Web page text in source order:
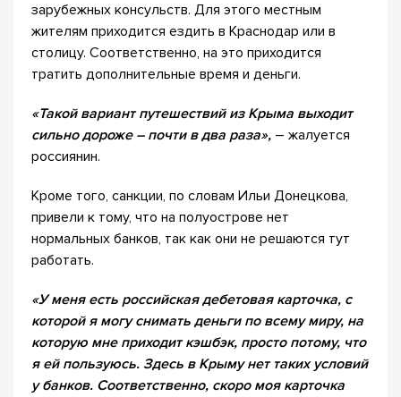
зарубежных консульств. Для этого местным
жителям приходится ездить в Краснодар или в
столицу. Соответственно, на это приходится
тратить дополнительные время и деньги.
«Такой вариант путешествий из Крыма выходит
сильно дороже – почти в два раза», – жалуется
россиянин.
Кроме того, санкции, по словам Ильи Донецкова,
привели к тому, что на полуострове нет
нормальных банков, так как они не решаются тут
работать.
«У меня есть российская дебетовая карточка, с
которой я могу снимать деньги по всему миру, на
которую мне приходит кэшбэк, просто потому, что
я ей пользуюсь. Здесь в Крыму нет таких условий
у банков. Соответственно, скоро моя карточка